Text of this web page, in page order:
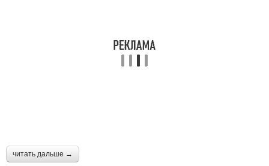
читать дальше →